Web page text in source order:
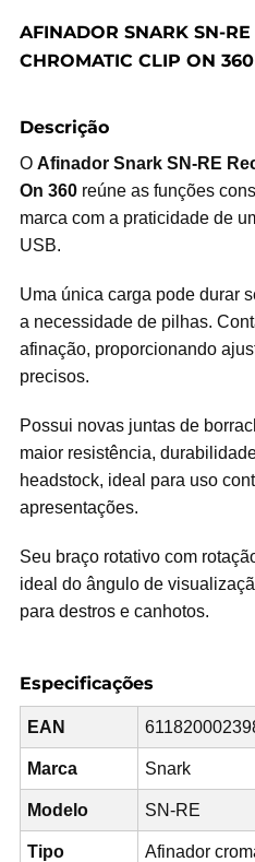
AFINADOR SNARK SN-
CHROMATIC CLIP ON 360
Descrição
O Afinador Snark SN-RE
On 360reúne as funções
marca com a praticidade de
USB.
Uma única carga pode durar
a necessidade de pilhas.
afinação, proporcionando
precisos.
Possui novas juntas de
maior resistência,
headstock, ideal para uso
apresentações.
Seu braço rotativo com
ideal do ângulo de
para destros e canhotos.
Especificações
EAN
Marca Snark
Modelo SN-RE
Tipo Afinador